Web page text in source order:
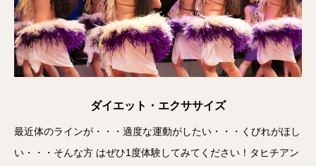
ダイエット・エクササイズ
最近体のラインが・・・適度な運動がしたい・・・くびれがほし
い・・・そんな方 はぜひ1度体験してみてください！タヒチアン